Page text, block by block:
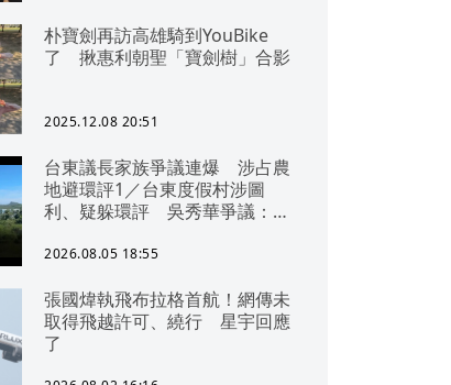
朴寶劍再訪高雄騎到YouBike
了 揪惠利朝聖「寶劍樹」合影
2025.12.08 20:51
台東議長家族爭議連爆 涉占農
地避環評1／台東度假村涉圖
利、疑躲環評 吳秀華爭議：概
2026.08.05 18:55
張國煒執飛布拉格首航！網傳未
取得飛越許可、繞行 星宇回應
了